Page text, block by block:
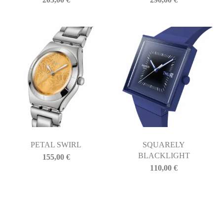
PETAL SWIRL
155,00 €
SQUARELY
BLACKLIGHT
110,00€